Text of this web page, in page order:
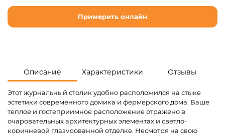
Примерить онлайн
Описание Характеристики Отзывы
Этот журнальный столик удобно расположился на стыке
эстетики современного домика и фермерского дома. Ваше
теплое и гостеприимное расположение отражено в
очаровательных архитектурных элементах и светло-
коричневой глазурованной отделке. Несмотря на свою